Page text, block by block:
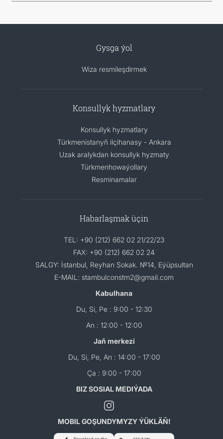
Gysga ýol
Wiza resmileşdirmek
Konsullyk hyzmatlary
Konsullyk hyzmatlary
Türkmenistanyň ilçihanasy - Ankara
Uzak aralykdan konsullyk hyzmaty
Türkmenhowaýollary
Resminamalar
Habarlaşmak üçin
TEL: +90 (212) 662 02 21/22/23
FAX: +90 (212) 662 02 24
SALGY: İstanbul, Reyhan Sokak. №14, Eýüpsultan
E-MAIL: stambulconstm2@gmail.com
Kabulhana
Du, Si, Pe : 9:00 - 12:30
An : 12:00 - 12:00
Jaň merkezi
Du, Si, Pe, An : 14:00 - 17:00
Ça : 9:00 - 17:00
BIZ SOSIAL MEDIÝADA
MOBIL GOŞUNDYMYZY ÝÜKLÄŇ!